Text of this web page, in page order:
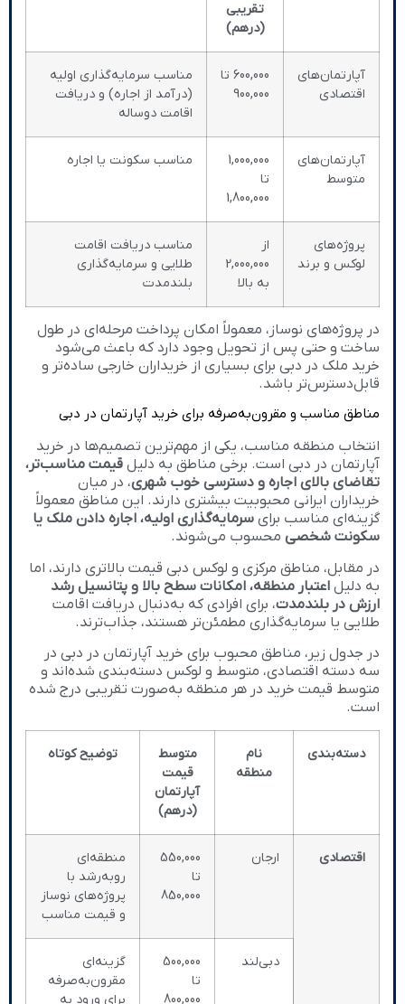
تقریبی
(درهم)
آپارتمان‌های
اقتصادی
600,000 تا
900,000
مناسب سرمایه‌گذاری اولیه
(درآمد از اجاره) و دریافت
اقامت دو‌ساله
آپارتمان‌های
متوسط
1,000,000
تا
1,800,000
مناسب سکونت یا اجاره
پروژه‌های
لوکس و برند
از
2,000,000
به بالا
مناسب دریافت اقامت
طلایی و سرمایه‌گذاری
بلندمدت
در پروژه‌های نوساز، معمولاً امکان پرداخت مرحله‌ای در طول
ساخت و حتی پس از تحویل وجود دارد که باعث می‌شود
خرید ملک در دبی برای بسیاری از خریداران خارجی ساده‌تر و
قابل‌دسترس‌تر باشد.
مناطق مناسب و مقرون‌به‌صرفه برای خرید آپارتمان در دبی
انتخاب منطقه مناسب، یکی از مهم‌ترین تصمیم‌ها در خرید
آپارتمان در دبی است. برخی مناطق به دلیل قیمت مناسب‌تر،
تقاضای بالای اجاره و دسترسی خوب شهری، در میان
خریداران ایرانی محبوبیت بیشتری دارند. این مناطق معمولاً
گزینه‌ای مناسب برای سرمایه‌گذاری اولیه، اجاره دادن ملک یا
سکونت شخصی محسوب می‌شوند.
در مقابل، مناطق مرکزی و لوکس دبی قیمت بالاتری دارند، اما
به دلیل اعتبار منطقه، امکانات سطح بالا و پتانسیل رشد
ارزش در بلندمدت، برای افرادی که به‌دنبال دریافت اقامت
طلایی یا سرمایه‌گذاری مطمئن‌تر هستند، جذاب‌ترند.
در جدول زیر، مناطق محبوب برای خرید آپارتمان در دبی در
سه دسته اقتصادی، متوسط و لوکس دسته‌بندی شده‌اند و
متوسط قیمت خرید در هر منطقه به‌صورت تقریبی درج شده
است.
دسته‌بندی
نام
منطقه
متوسط
قیمت
آپارتمان
(درهم)
توضیح کوتاه
اقتصادی ارجان
550,000
تا
850,000
منطقه‌ای
رو‌به‌رشد با
پروژه‌های نوساز
و قیمت مناسب
دبی‌لند
500,000
تا
800,000
گزینه‌ای
مقرون‌به‌صرفه
برای ورود به